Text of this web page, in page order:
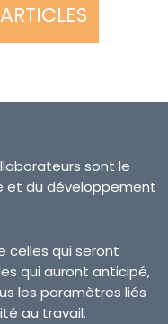
sont le
et du développement
celles qui seront
qui auront anticipé,
les paramètres liés
au travail.